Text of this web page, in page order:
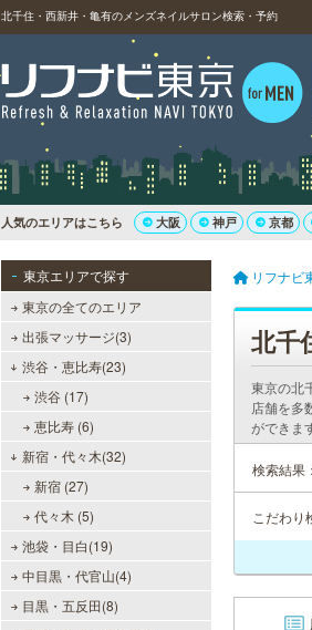
北千住・西新井・亀有のメンズネイルサロン検索・予約
人気のエリアはこちら 大阪 神戸 京都
東京エリアで探す
東京の全てのエリア
出張マッサージ(3)
渋谷・恵比寿(23)
渋谷 (17)
恵比寿 (6)
新宿・代々木(32)
新宿 (27)
代々木 (5)
池袋・目白(19)
中目黒・代官山(4)
目黒・五反田(8)
リフナビ
北千
東京の北
店舗を多
ができま
検索結果：
こだわり